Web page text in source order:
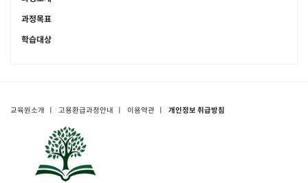
과정목표
학습대상
교육원소개 ㅣ 고용환급과정안내 ㅣ 이용약관 ㅣ 개인정보 취급방침